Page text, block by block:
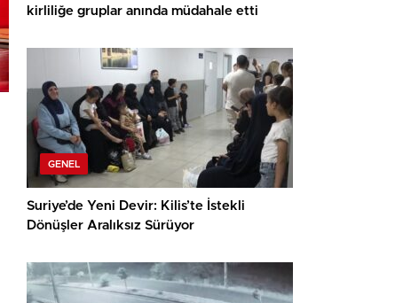
kirliliğe gruplar anında müdahale etti
GENEL
Suriye’de Yeni Devir: Kilis’te İstekli
Dönüşler Aralıksız Sürüyor